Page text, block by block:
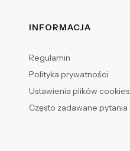
INFORMACJA
Regulamin
Polityka prywatności
Ustawienia plików cookies
Często zadawane pytania